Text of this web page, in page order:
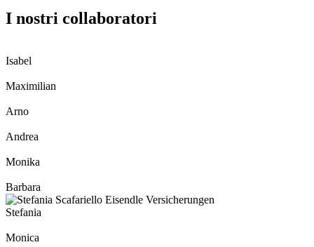
I nostri collaboratori
Isabel
Maximilian
Arno
Andrea
Monika
Barbara
Stefania
Monica